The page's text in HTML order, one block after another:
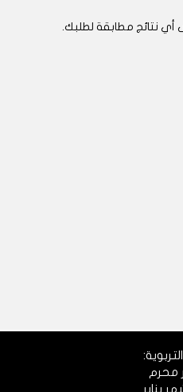
أي نتائج مطابقة لطلبك.
محرم
يناير